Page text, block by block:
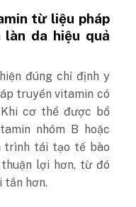
từ liệu pháp
da hiệu quả
đúng chỉ định y
truyền vitamin có
cơ thể được bổ
nhóm B hoặc
trình tái tạo tế bào
lợi hơn, từ đó
tắn hơn.